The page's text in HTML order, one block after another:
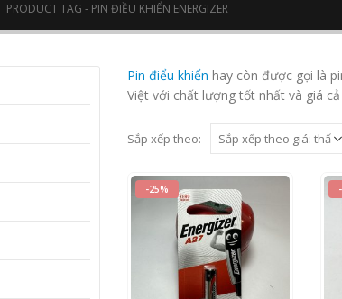
PRODUCT TAG - PIN ĐIỀU KHIỂN ENERGIZER
Pin điểu khiển hay còn được gọi là
Việt với chất lượng tốt nhất và giá
Sắp xếp theo:
-25%
out of 530.000